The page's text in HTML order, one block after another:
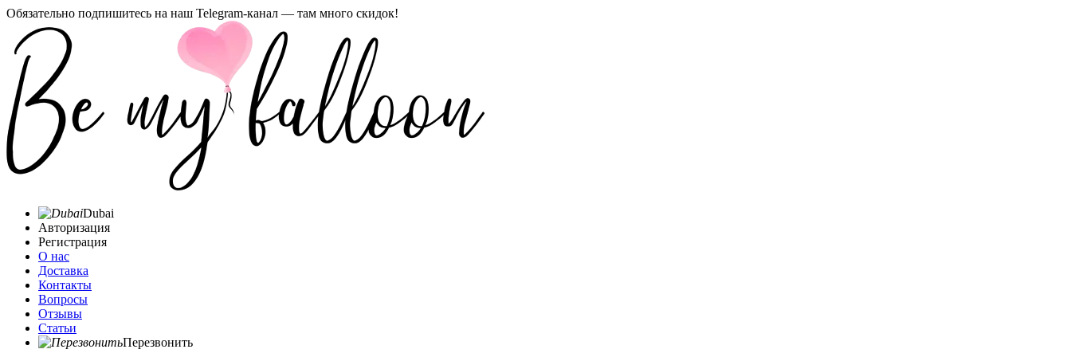
Обязательно подпишитесь на наш Telegram-канал — там много скидок!
Dubai
Авторизация
Регистрация
О нас
Доставка
Контакты
Вопросы
Отзывы
Статьи
Перезвонить